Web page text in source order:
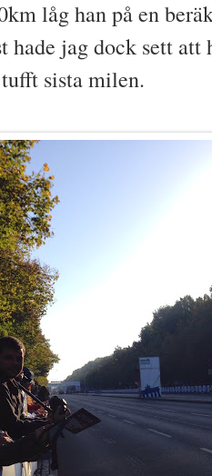
låg han på en
hade jag dock sett
sista milen.